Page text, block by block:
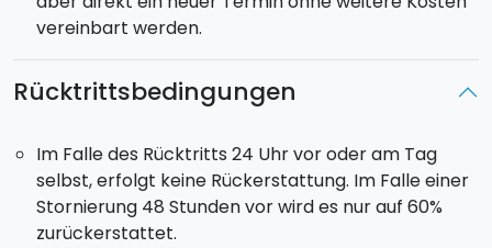
vereinbart werden.
Rücktrittsbedingungen
Im Falle des Rücktritts 24 Uhr vor oder am Tag
selbst, erfolgt keine Rückerstattung. Im Falle einer
Stornierung 48 Stunden vor wird es nur auf 60%
zurückerstattet.